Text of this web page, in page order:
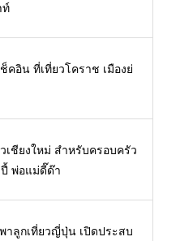
ท์
คอิน ที่เที่ยวโคราช เมืองย่
เชียงใหม่ สำหรับครอบครัว
พ่อแม่ดี๊ด๊า
าลูกเที่ยวญี่ปุ่น เปิดประสบ